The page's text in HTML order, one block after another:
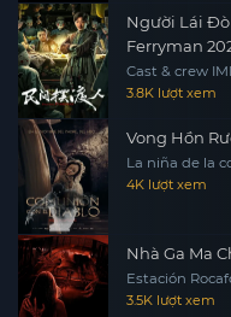
Người Lái
Ferryman
3.8K lượt xem
Vong Hồn
La niña de la
4K lượt xem
Nhà Ga Ma
Estación
3.5K lượt xem